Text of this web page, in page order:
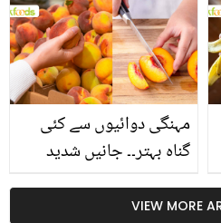
سے متعلق غلط فہمیوں کی
حقیقت کیا ہے اور افواہ
کیا؟
مہنگی دوائیوں سے کئی
گناہ بہتر۔۔ جانیں شدید
کیوں کھانا چاہیے؟
VIEW MORE